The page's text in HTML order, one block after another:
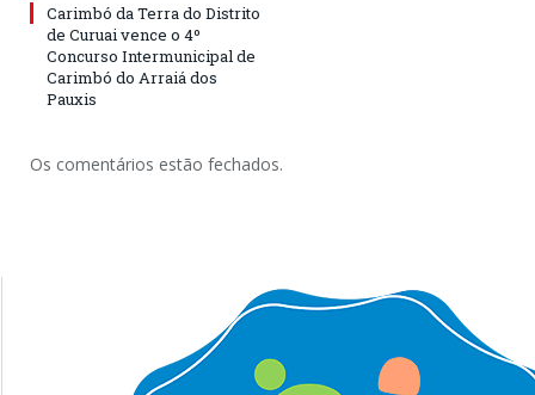
Carimbó da Terra do Distrito
de Curuai vence o 4º
Concurso Intermunicipal de
Carimbó do Arraiá dos
Pauxis
Os comentários estão fechados.